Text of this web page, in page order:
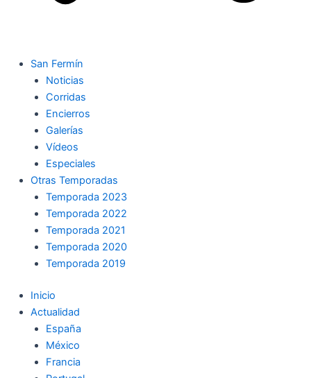
San Fermín
Noticias
Corridas
Encierros
Galerías
Vídeos
Especiales
Otras Temporadas
Temporada 2023
Temporada 2022
Temporada 2021
Temporada 2020
Temporada 2019
Inicio
Actualidad
España
México
Francia